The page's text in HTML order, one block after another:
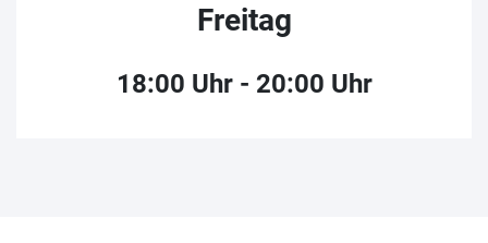
Freitag
18:00 Uhr - 20:00 Uhr